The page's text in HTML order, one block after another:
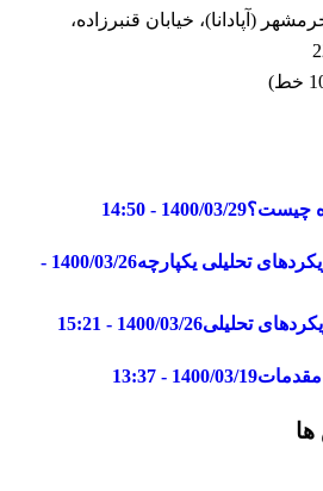
(آپادانا)، خیابان قنبرزاده،
چیست؟1400/03/29 - 14:50
تحلیلی یکپارچه
1400/03/26 -
تحلیلی1400/03/26 - 15:21
1400/03/19 - 13:37